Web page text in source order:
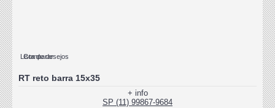
Lista de desejos
Comparar
RT reto barra 15x35
+ info
SP (11) 99867-9684